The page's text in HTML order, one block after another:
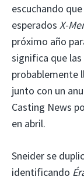
escuchando
esperados X-
próximo año
significa que
probablemente
junto con un
Casting News
en abril.
Sneider se
identificando